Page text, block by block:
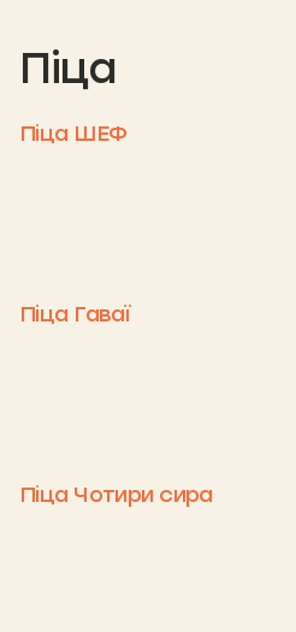
Піца
Піца ШЕФ
Піца Гаваї
Піца Чотири сира